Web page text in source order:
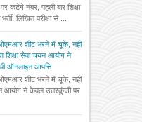
कटेंगे नंबर, पहली बार शिक्षा
लिखित परीक्षा से ...
ओएमआर शीट भरने में चूके, नहीं
शिक्षा सेवा चयन आयोग ने
ऑनलाइन आपत्ति
ओएमआर शीट भरने में चूके, नहीं
आयोग ने केवल उत्तरकुंजी पर